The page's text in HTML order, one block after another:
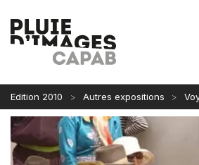
Edition 2010 Autres expositions